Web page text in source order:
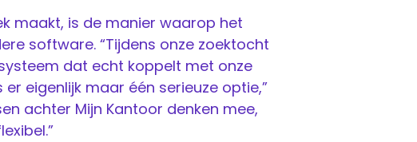
maakt, is de manier waarop het
software. “Tijdens onze zoektocht
dat echt koppelt met onze
eigenlijk maar één serieuze optie,”
achter Mijn Kantoor denken mee,